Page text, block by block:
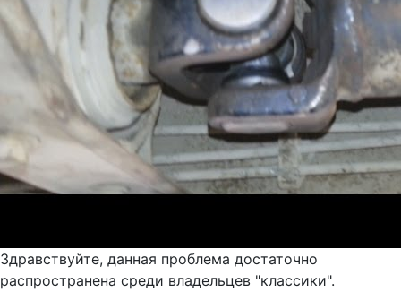
Здравствуйте, данная проблема достаточно
распространена среди владельцев "классики".